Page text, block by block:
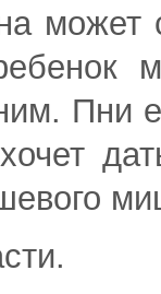
может
Пни